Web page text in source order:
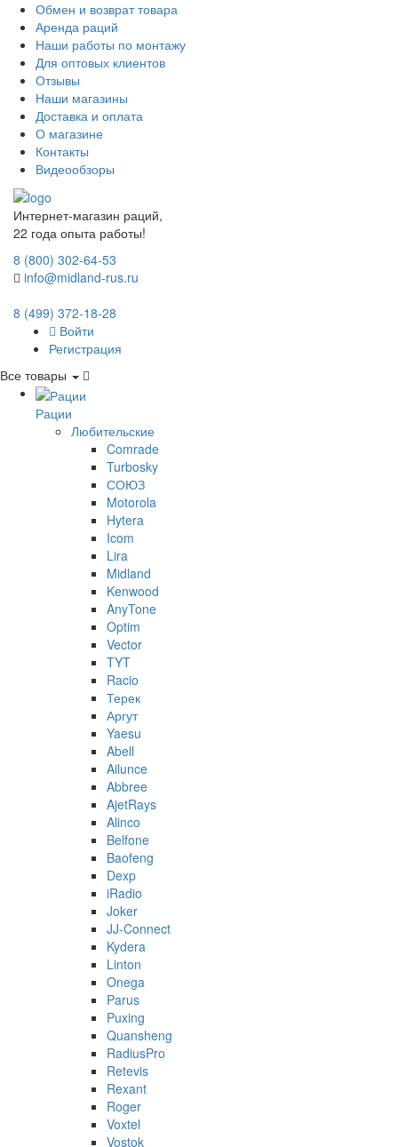
Обмен и возврат товара
Аренда раций
Наши работы по монтажу
Для оптовых клиентов
Отзывы
Наши магазины
Доставка и оплата
О магазине
Контакты
Видеообзоры
Интернет-магазин раций,
22 года опыта работы!
8 (800) 302-64-53
info@midland-rus.ru
8 (499) 372-18-28
Войти
Регистрация
Все товары
Рации
Любительские
Comrade
Turbosky
СОЮЗ
Motorola
Hytera
Icom
Lira
Midland
Kenwood
AnyTone
Optim
Vector
TYT
Racio
Терек
Аргут
Yaesu
Abell
Ailunce
Abbree
AjetRays
Alinco
Belfone
Baofeng
Dexp
iRadio
Joker
JJ-Connect
Kydera
Linton
Onega
Parus
Puxing
Quansheng
RadiusPro
Retevis
Rexant
Roger
Voxtel
Vostok